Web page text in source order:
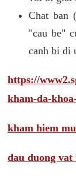
Chat ban
"cau be"
canh bi di
https://
kham-da-
kham hiem
dau duong